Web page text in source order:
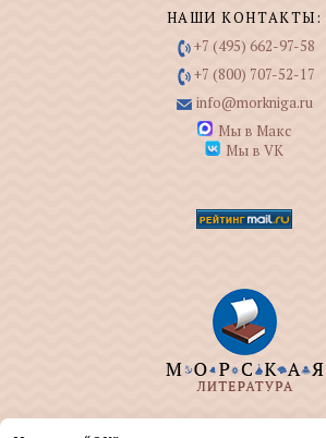
НАШИ КОНТАКТЫ:
+7 (495) 662-97-58
+7 (800) 707-52-17
info@morkniga.ru
Мы в Макс
Мы в VK
ООО "МОРКНИГА" занимается